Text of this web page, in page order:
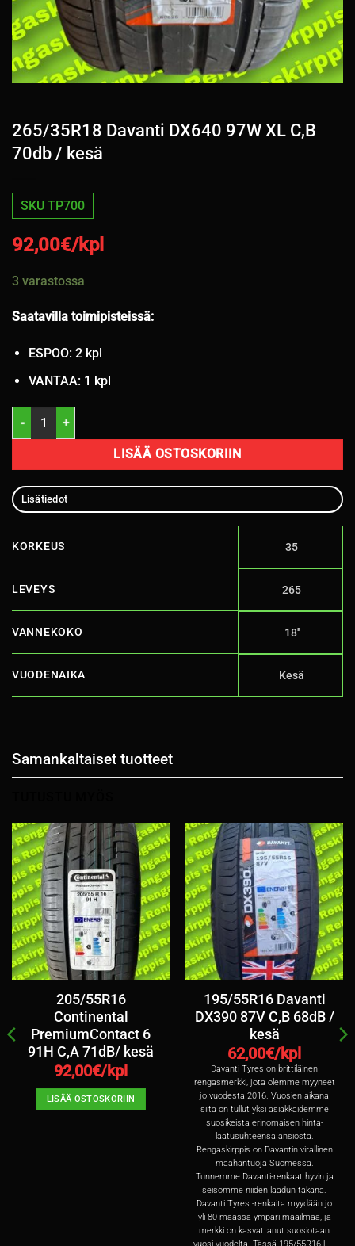
265/35R18 Davanti DX640 97W XL C,B
70db / kesä
SKU TP700
92,00€/kpl
3 varastossa
Saatavilla toimipisteissä:
ESPOO: 2 kpl
VANTAA: 1 kpl
265/35R18 Davanti DX640 97W XL C,B 70db / kesä määrä
LISÄÄ OSTOSKORIIN
Lisätiedot
KORKEUS 35
LEVEYS 265
VANNEKOKO 18''
VUODENAIKA Kesä
Samankaltaiset tuotteet
205/55R16
Continental
PremiumContact 6
91H C,A 71dB/ kesä
92,00€/kpl
LISÄÄ OSTOSKORIIN
195/55R16 Davanti
DX390 87V C,B 68dB /
kesä
62,00€/kpl
Davanti Tyres on brittiläinen
rengasmerkki, jota olemme myyneet
jo vuodesta 2016. Vuosien aikana
siitä on tullut yksi asiakkaidemme
suosikeista erinomaisen hinta-
laatusuhteensa ansiosta.
Rengaskirppis on Davantin virallinen
maahantuoja Suomessa.
Tunnemme Davanti-renkaat hyvin ja
seisomme niiden laadun takana.
Davanti Tyres -renkaita myydään jo
yli 80 maassa ympäri maailmaa, ja
merkki on kasvattanut suosiotaan